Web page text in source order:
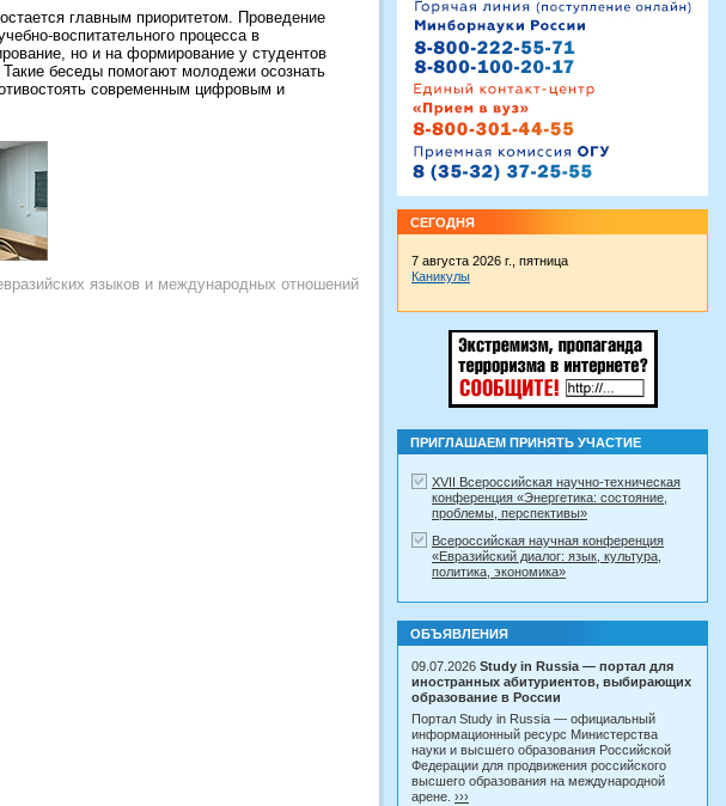
главным приоритетом. Проведение
воспитательного процесса в
но и на формирование у студентов
Такие беседы помогают молодежи осознать
современным цифровым и
языков и международных отношений
СЕГОДНЯ
7 августа 2026 г., пятница
Каникулы
ПРИГЛАШАЕМ ПРИНЯТЬ УЧАСТИЕ
XVII Всероссийская научно-техническая
конференция «Энергетика: состояние,
проблемы, перспективы»
Всероссийская научная конференция
«Евразийский диалог: язык, культура,
политика, экономика»
ОБЪЯВЛЕНИЯ
09.07.2026 Study in Russia — портал для
иностранных абитуриентов, выбирающих
образование в России
Портал Study in Russia — официальный
информационный ресурс Министерства
науки и высшего образования Российской
Федерации для продвижения российского
высшего образования на международной
арене. ›››